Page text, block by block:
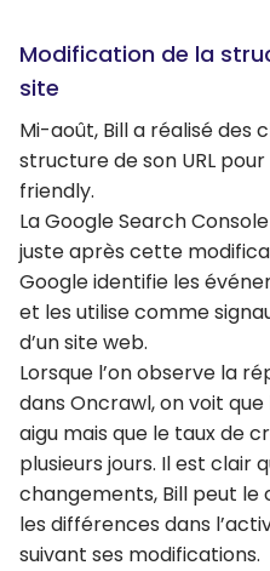
Modification de la
site
Mi-août, Bill a réalisé des
structure de son URL
friendly.
La Google Search
juste après cette
Google identifie les
et les utilise comme
d’un site web.
Lorsque l’on observe la
dans Oncrawl, on voit
aigu mais que le taux de
plusieurs jours. Il est clair
changements, Bill peut
les différences dans
suivant ses modifications.